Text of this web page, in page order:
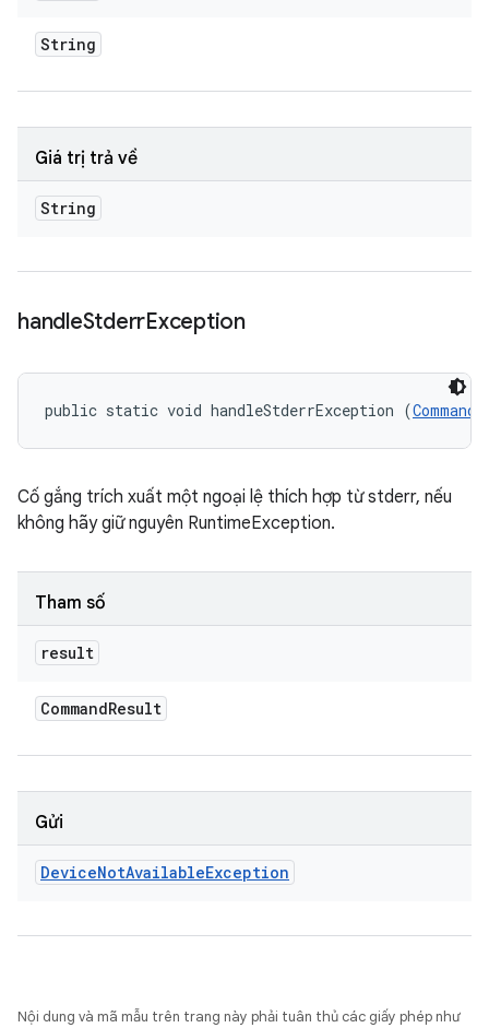
String
Giá trị trả về
String
handleStderrException
public static void handleStderrException (
Cố gắng trích xuất một ngoại lệ thích hợp từ stderr, nếu
không hãy giữ nguyên RuntimeException.
Tham số
result
CommandResult
Gửi
DeviceNotAvailableException
Nội dung và mã mẫu trên trang này phải tuân thủ các giấy phép như